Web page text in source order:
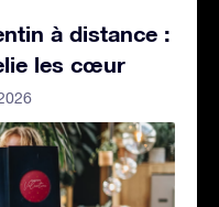
à distance :
les cœur